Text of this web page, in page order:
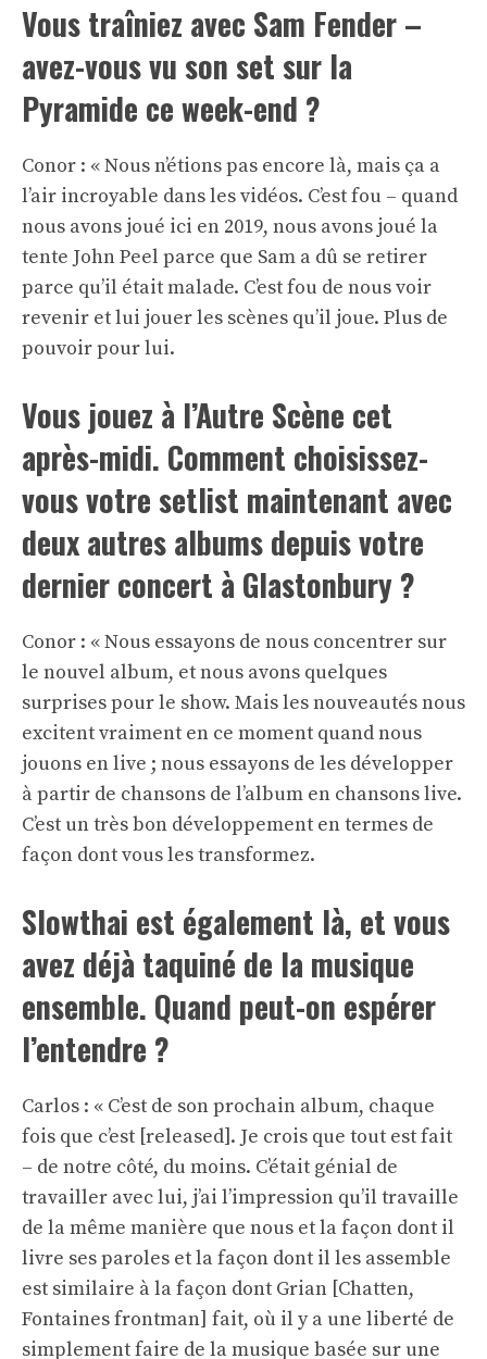
Vous traîniez avec Sam Fender –
avez-vous vu son set sur la
Pyramide ce week-end ?
Conor : « Nous n’étions pas encore là, mais ça a
l’air incroyable dans les vidéos. C’est fou – quand
nous avons joué ici en 2019, nous avons joué la
tente John Peel parce que Sam a dû se retirer
parce qu’il était malade. C’est fou de nous voir
revenir et lui jouer les scènes qu’il joue. Plus de
pouvoir pour lui.
Vous jouez à l’Autre Scène cet
après-midi. Comment choisissez-
vous votre setlist maintenant avec
deux autres albums depuis votre
dernier concert à Glastonbury ?
Conor : « Nous essayons de nous concentrer sur
le nouvel album, et nous avons quelques
surprises pour le show. Mais les nouveautés nous
excitent vraiment en ce moment quand nous
jouons en live ; nous essayons de les développer
à partir de chansons de l’album en chansons live.
C’est un très bon développement en termes de
façon dont vous les transformez.
Slowthai est également là, et vous
avez déjà taquiné de la musique
ensemble. Quand peut-on espérer
l’entendre ?
Carlos : « C’est de son prochain album, chaque
fois que c’est [released]. Je crois que tout est fait
– de notre côté, du moins. C’était génial de
travailler avec lui, j’ai l’impression qu’il travaille
de la même manière que nous et la façon dont il
livre ses paroles et la façon dont il les assemble
est similaire à la façon dont Grian [Chatten,
Fontaines frontman] fait, où il y a une liberté de
simplement faire de la musique basée sur une